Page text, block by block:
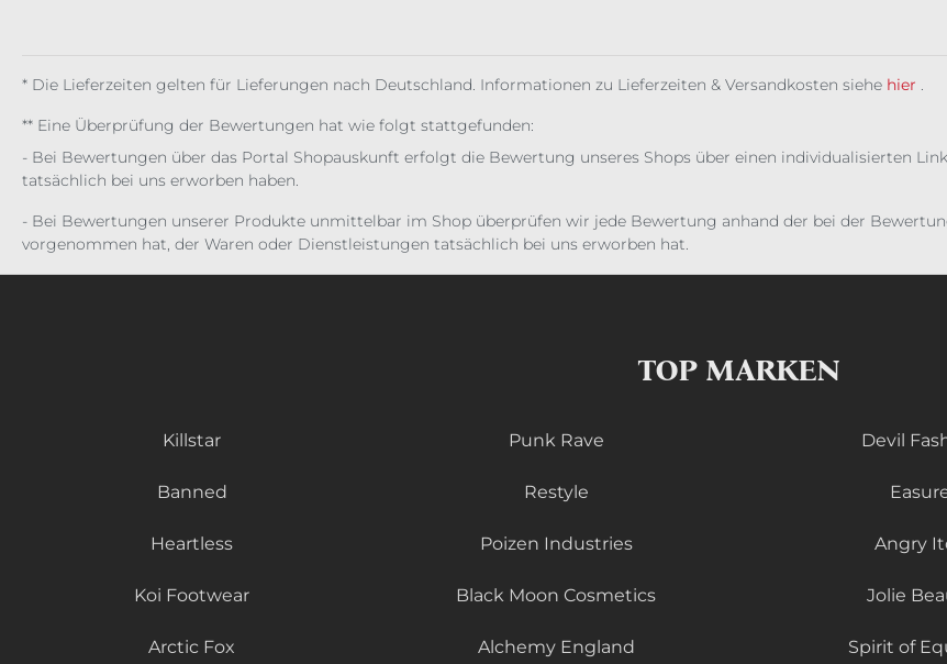
* Die Lieferzeiten gelten für Lieferungen nach Deutschland. Informationen zu Lieferzeiten & Versandkosten siehe hier .
** Eine Überprüfung der Bewertungen hat wie folgt stattgefunden:
- Bei Bewertungen über das Portal Shopauskunft erfolgt die Bewertung unseres Shops über einen individualisierten
tatsächlich bei uns erworben haben.
- Bei Bewertungen unserer Produkte unmittelbar im Shop überprüfen wir jede Bewertung anhand der bei der
vorgenommen hat, der Waren oder Dienstleistungen tatsächlich bei uns erworben hat.
TOP MARKEN
Killstar Punk Rave Devil
Banned Restyle
Heartless Poizen Industries Angry
Koi Footwear Black Moon Cosmetics Jolie
Arctic Fox Alchemy England Spirit of